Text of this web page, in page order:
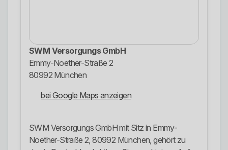
SWM Versorgungs GmbH
Emmy-Noether-Straße 2
80992 München
bei Google Maps anzeigen
SWM Versorgungs GmbH mit Sitz in Emmy-
Noether-Straße 2, 80992 München, gehört zu